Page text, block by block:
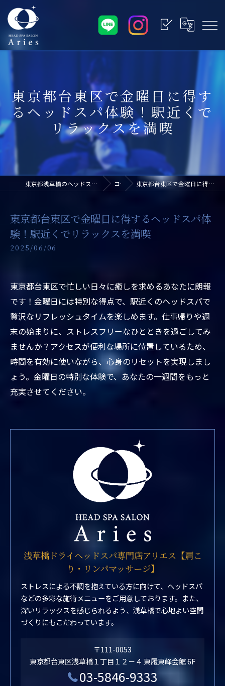
東京都台東区で金曜日に得す
るヘッドスパ体験！駅近くで
リラックスを満喫
東京都浅草橋のヘッドスパなら浅草橋ドライヘッドスパ専門店アリエス コラム 東京都台東区で金曜日に得するヘッドスパ体験！駅近くでリラックスを満喫
東京都台東区で金曜日に得するヘッドスパ体
験！駅近くでリラックスを満喫
2025/06/06
東京都台東区で忙しい日々に癒しを求めるあなたに朗報
です！金曜日には特別な得点で、駅近くのヘッドスパで
贅沢なリフレッシュタイムを楽しめます。仕事帰りや週
末の始まりに、ストレスフリーなひとときを過ごしてみ
ませんか？アクセスが便利な場所に位置しているため、
時間を有効に使いながら、心身のリセットを実現しまし
ょう。金曜日の特別な体験で、あなたの一週間をもっと
充実させてください。
浅草橋ドライヘッドスパ専門店アリエス【肩こ
り・リンパマッサージ】
ストレスによる不調を抱えている方に向けて、ヘッドスパ
などの多彩な施術メニューをご用意しております。また、
深いリラックスを感じられるよう、浅草橋で心地よい空間
づくりにもこだわっています。
〒111-0053
東京都台東区浅草橋１丁目１２－４ 東履東峰会館 6F
03-5846-9333